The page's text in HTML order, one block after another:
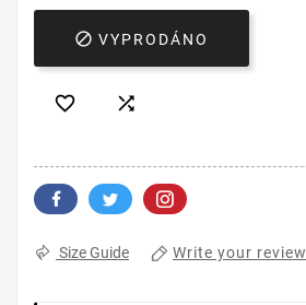
 VYPRODÁNO
 
Size Guide Write your review